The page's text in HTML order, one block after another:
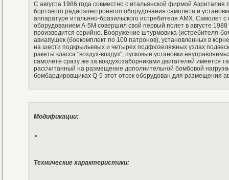
С августа 1986 года совместно с итальянской фирмой
бортового радиоэлектронного оборудования самолета и
аппаратуре итальяно-бразильского истребителя АМХ. Самолет
оборудованием А-5М совершил свой первый полет в августе 1988
производится серийно. Вооружение штурмовика (истребителя-
авиапушек (боекомплект по 100 патронов), установленных в
на шести подкрыльевых и четырех подфюзеляжных узлах
ракеты класса "воздух-воздух", пусковые установки
самолете сразу же за воздухозаборниками двигателей имеется
рассчитанный на размещение дополнительной бомбовой
бомбардировщиках Q-5 этот отсек оборудован для размещения
Модификации:
•
Технические характеристики: